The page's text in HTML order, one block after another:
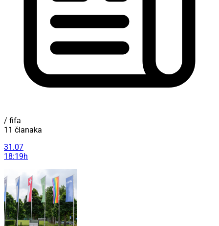
/ fifa
11 članaka
31.07
18:19h